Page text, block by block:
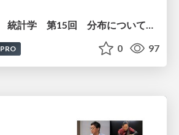
2026年度春学期 統計学 第15回 分布についての仮説を検証する ― 仮説検定（２） (2026. 7. 9)
PRO 0 97